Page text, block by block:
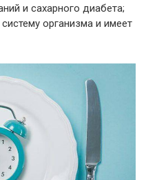
и сахарного диабета;
организма и имеет